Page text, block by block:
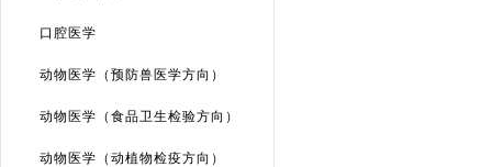
口腔医学
动物医学（预防兽医学方向）
动物医学（食品卫生检验方向）
动物医学（动植物检疫方向）